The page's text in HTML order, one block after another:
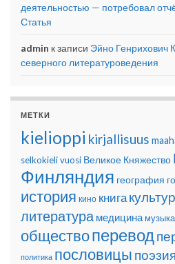
деятельностью — потребовал
Статья
admin к записи Эйно Генрихович
северного литературоведения
МЕТКИ
kielioppi kirjallisuus
selkokielivuosi Великое Княжество
Финляндия география
история кино книга
литература медицина музыка
обществоперевод
политика пословицы поэзия